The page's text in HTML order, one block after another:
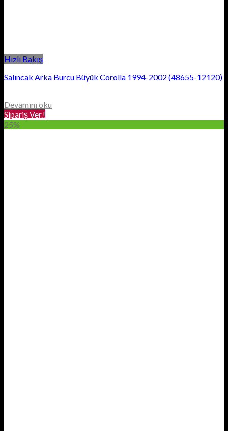
Hızlı Bakış
Salıncak Arka Burcu Büyük Corolla 1994-2002 (48655-12120)
Devamını oku
Sipariş Ver.!
25%